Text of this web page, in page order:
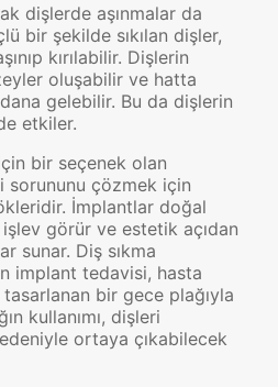
dişlerde aşınmalar da
bir şekilde sıkılan dişler,
kırılabilir. Dişlerin
oluşabilir ve hatta
gelebilir. Bu da dişlerin
etkiler.
bir seçenek olan
sorununu çözmek için
İmplantlar doğal
görür ve estetik açıdan
sunar. Diş sıkma
implant tedavisi, hasta
bir gece plağıyla
kullanımı, dişleri
ortaya çıkabilecek